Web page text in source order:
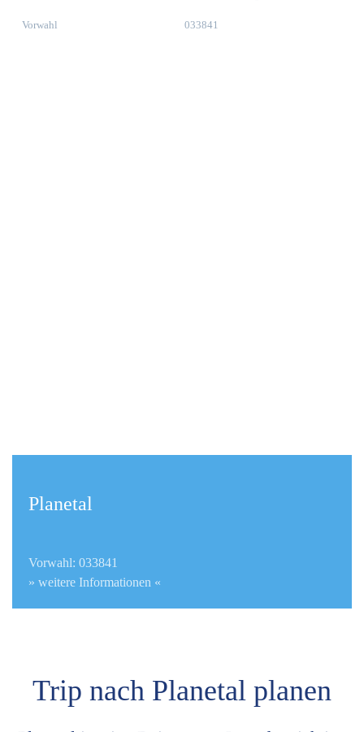
Vorwahl 033841
Planetal
Vorwahl: 033841
» weitere Informationen «
Trip nach Planetal planen